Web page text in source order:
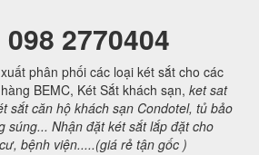
2770404
phân phối các loại két sắt cho các
BEMC, Két Sắt khách sạn, ket sat
sắt căn hộ khách sạn Condotel, tủ bảo
súng... Nhận đặt két sắt lắp đặt cho
bệnh viện.....(giá rẻ tận gốc )